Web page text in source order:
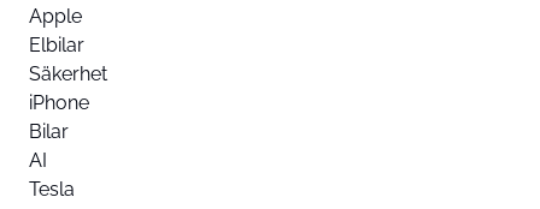
Apple
Elbilar
Säkerhet
iPhone
Bilar
AI
Tesla